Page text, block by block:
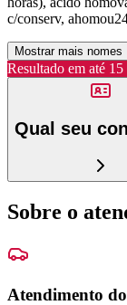
c/conserv,
Mostrar mais nomes
Resultado em até 15
Qual seu
Sobre o
Atendimento